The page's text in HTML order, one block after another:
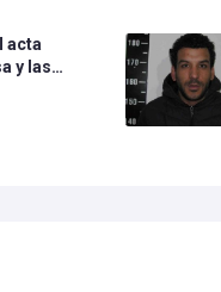
acta
y las…